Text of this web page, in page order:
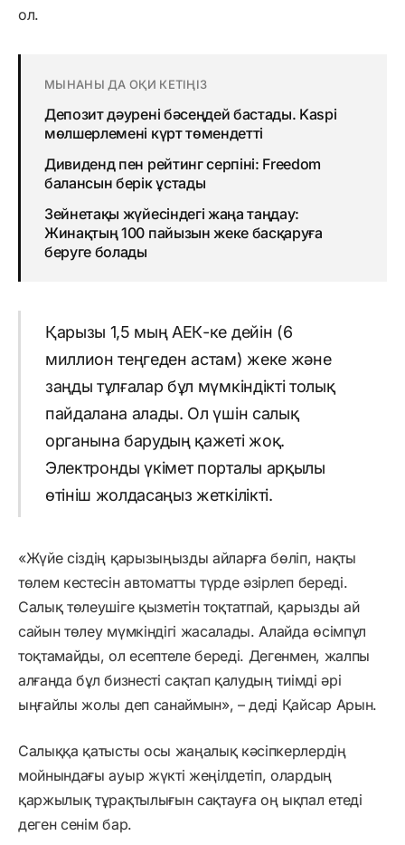
ол.
МЫНАНЫ ДА ОҚИ КЕТІҢІЗ
Депозит дәурені бәсеңдей бастады. Kaspi
мөлшерлемені күрт төмендетті
Дивиденд пен рейтинг серпіні: Freedom
балансын берік ұстады
Зейнетақы жүйесіндегі жаңа таңдау:
Жинақтың 100 пайызын жеке басқаруға
беруге болады
Қарызы 1,5 мың АЕК-ке дейін (6
миллион теңгеден астам) жеке және
заңды тұлғалар бұл мүмкіндікті толық
пайдалана алады. Ол үшін салық
органына барудың қажеті жоқ.
Электронды үкімет порталы арқылы
өтініш жолдасаңыз жеткілікті.
«Жүйе сіздің қарызыңызды айларға бөліп, нақты
төлем кестесін автоматты түрде әзірлеп береді.
Салық төлеушіге қызметін тоқтатпай, қарызды ай
сайын төлеу мүмкіндігі жасалады. Алайда өсімпұл
тоқтамайды, ол есептеле береді. Дегенмен, жалпы
алғанда бұл бизнесті сақтап қалудың тиімді әрі
ыңғайлы жолы деп санаймын», – деді Қайсар Арын.
Салыққа қатысты осы жаңалық кәсіпкерлердің
мойнындағы ауыр жүкті жеңілдетіп, олардың
қаржылық тұрақтылығын сақтауға оң ықпал етеді
деген сенім бар.